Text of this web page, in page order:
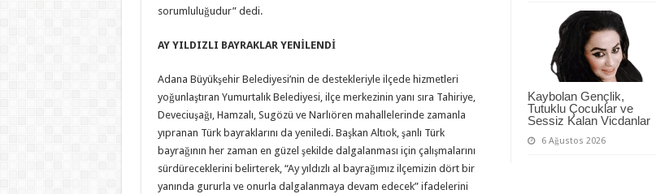
Kaybolan Gençlik,
Tutuklu Çocuklar ve
Sessiz Kalan Vicdanlar
6 Ağustos 2026
sorumluluğudur” dedi.
AY YILDIZLI BAYRAKLAR YENİLENDİ
Adana Büyükşehir Belediyesi’nin de destekleriyle ilçede hizmetleri
yoğunlaştıran Yumurtalık Belediyesi, ilçe merkezinin yanı sıra Tahiriye,
Deveciuşağı, Hamzalı, Sugözü ve Narlıören mahallelerinde zamanla
yıpranan Türk bayraklarını da yeniledi. Başkan Altıok, şanlı Türk
bayrağının her zaman en güzel şekilde dalgalanması için çalışmalarını
sürdüreceklerini belirterek, “Ay yıldızlı al bayrağımız ilçemizin dört bir
yanında gururla ve onurla dalgalanmaya devam edecek” ifadelerini